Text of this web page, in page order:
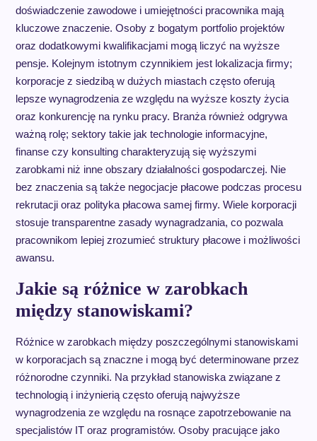
doświadczenie zawodowe i umiejętności pracownika mają
kluczowe znaczenie. Osoby z bogatym portfolio projektów
oraz dodatkowymi kwalifikacjami mogą liczyć na wyższe
pensje. Kolejnym istotnym czynnikiem jest lokalizacja firmy;
korporacje z siedzibą w dużych miastach często oferują
lepsze wynagrodzenia ze względu na wyższe koszty życia
oraz konkurencję na rynku pracy. Branża również odgrywa
ważną rolę; sektory takie jak technologie informacyjne,
finanse czy konsulting charakteryzują się wyższymi
zarobkami niż inne obszary działalności gospodarczej. Nie
bez znaczenia są także negocjacje płacowe podczas procesu
rekrutacji oraz polityka płacowa samej firmy. Wiele korporacji
stosuje transparentne zasady wynagradzania, co pozwala
pracownikom lepiej zrozumieć struktury płacowe i możliwości
awansu.
Jakie są różnice w zarobkach
między stanowiskami?
Różnice w zarobkach między poszczególnymi stanowiskami
w korporacjach są znaczne i mogą być determinowane przez
różnorodne czynniki. Na przykład stanowiska związane z
technologią i inżynierią często oferują najwyższe
wynagrodzenia ze względu na rosnące zapotrzebowanie na
specjalistów IT oraz programistów. Osoby pracujące jako